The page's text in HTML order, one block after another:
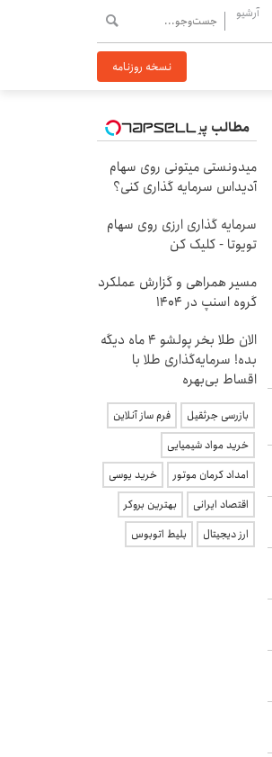
آرشیو
نسخه روزنامه
مطالب پیشنهادی
میدونستی میتونی روی سهام
آدیداس سرمایه گذاری کنی؟
سرمایه گذاری ارزی روی سهام
تویوتا - کلیک کن
مسیر همراهی و گزارش عملکرد
گروه اسنپ در ۱۴۰۴
الان طلا بخر پولشو 4 ماه دیگه
بده! سرمایه‌گذاری طلا با
اقساط بی‌بهره
بازرسی جرثقیل
فرم ساز آنلاین
خرید مواد شیمیایی
امداد کرمان موتور
خرید یوسی
اقتصاد ایرانی
بهترین بروکر
ارز دیجیتال
بلیط اتوبوس